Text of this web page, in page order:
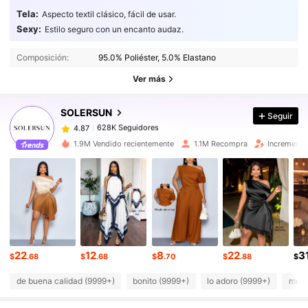
Tela: Aspecto textil clásico, fácil de usar.
Sexy: Estilo seguro con un encanto audaz.
Composición: 95.0% Poliéster, 5.0% Elastano
Ver más
SOLERSUN
4.87 628K Seguidores
628K Seguidores
628K Seguidores
s***i seguidoHace 5 horas
4.87
628K Seguidores
628K Seguidores
4.87 628K Seguidores
4.87 628K Seguidores
4.87 628K Seguidores
4.87 628K Seguidores
Seguir
1.9M Vendido recientemente 1.1M Recompra
$22.68 $12.68 $8.70 $22.88 $
de buena calidad (9999+) bonito (9999+) lo adoro (9999+) muy